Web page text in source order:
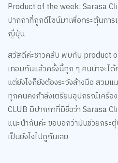
Product of the week: Sarasa
ปากกาที่ถูกดีไซน์มาเพื่อกระตุ้นการ
ญี่ปุ่น
สวัสดีค่ะชาวคลับ พบกับ product
เทอมกันแล้วครั้งนี้ทุก ๆ คนน่าจะไ
แต่ยังไงก็ยังต้องระวังล้างมือ สวม
ทุกคนคงกำลังเตรียมอุปกรณ์เครื่อง
CLUB มีปากกาที่มีชื่อว่า Sarasa
แนะนำกันค่ะ ขอบอกว่ามันช่วยกระตุ้
เป็นยังไงไปดูกันเลย